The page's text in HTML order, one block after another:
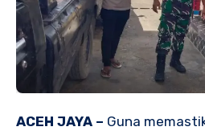
ACEH JAYA – Guna